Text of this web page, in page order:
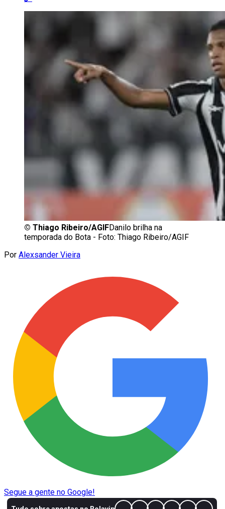
© Thiago Ribeiro/AGIFDanilo brilha na
temporada do Bota - Foto: Thiago Ribeiro/AGIF
Por Alexsander Vieira
Segue a gente no Google!